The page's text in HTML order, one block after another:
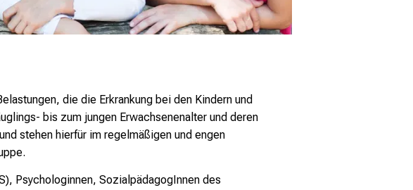
die die Erkrankung bei den Kindern und
bis zum jungen Erwachsenenalter und deren
stehen hierfür im regelmäßigen und engen
Psychologinnen, SozialpädagogInnen des